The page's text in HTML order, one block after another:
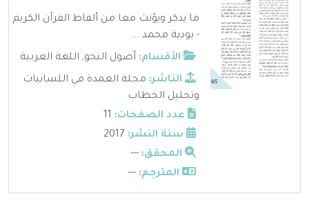
ما يذكر ويؤنث معا من ألفاظ القرآن الكريم
- بودية محمد ...
الأقسام: أصول النحو, اللغة العربية
الناشر: مجلة العمدة في اللسانيات
وتحليل الخطاب
عدد الصفحات:
سنة النشر:
المحقق: ---
المترجم: ---